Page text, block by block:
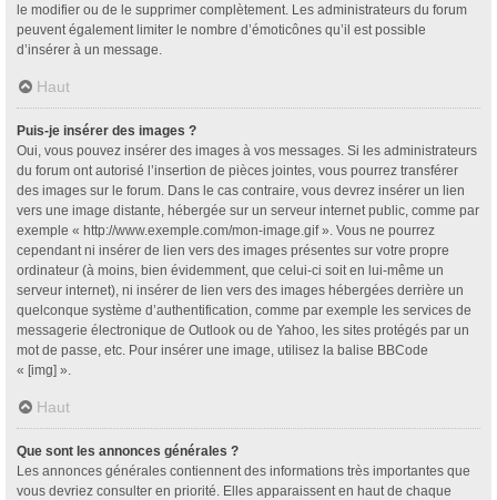
le modifier ou de le supprimer complètement. Les administrateurs du forum
peuvent également limiter le nombre d’émoticônes qu’il est possible
d’insérer à un message.
Haut
Puis-je insérer des images ?
Oui, vous pouvez insérer des images à vos messages. Si les administrateurs
du forum ont autorisé l’insertion de pièces jointes, vous pourrez transférer
des images sur le forum. Dans le cas contraire, vous devrez insérer un lien
vers une image distante, hébergée sur un serveur internet public, comme par
exemple « http://www.exemple.com/mon-image.gif ». Vous ne pourrez
cependant ni insérer de lien vers des images présentes sur votre propre
ordinateur (à moins, bien évidemment, que celui-ci soit en lui-même un
serveur internet), ni insérer de lien vers des images hébergées derrière un
quelconque système d’authentification, comme par exemple les services de
messagerie électronique de Outlook ou de Yahoo, les sites protégés par un
mot de passe, etc. Pour insérer une image, utilisez la balise BBCode
« [img] ».
Haut
Que sont les annonces générales ?
Les annonces générales contiennent des informations très importantes que
vous devriez consulter en priorité. Elles apparaissent en haut de chaque